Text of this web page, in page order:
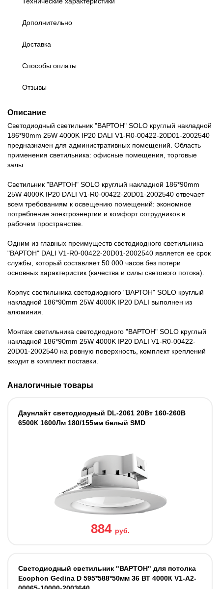
Дополнительно
Доставка
Способы оплаты
Отзывы
Описание
Светодиодный светильник "ВАРТОН" SOLO круглый накладной
186*90mm 25W 4000K IP20 DALI V1-R0-00422-20D01-2002540
предназначен для административных помещений. Область
применения светильника: офисные помещения, торговые
залы.
Светильник "ВАРТОН" SOLO круглый накладной 186*90mm
25W 4000K IP20 DALI V1-R0-00422-20D01-2002540 отвечает
всем требованиям к освещению помещений: экономное
потребление электроэнергии и комфорт сотрудников в
рабочем пространстве.
Одним из главных преимуществ светодиодного светильника
"ВАРТОН" DALI V1-R0-00422-20D01-2002540 является ее срок
службы, который составляет 50 000 часов без потери
основных характеристик (качества и силы светового потока).
Корпус светильника светодиодного "ВАРТОН" SOLO круглый
накладной 186*90mm 25W 4000K IP20 DALI выполнен из
алюминия.
Монтаж светильника светодиодного "ВАРТОН" SOLO круглый
накладной 186*90mm 25W 4000K IP20 DALI V1-R0-00422-
20D01-2002540 на ровную поверхность, комплект креплений
входит в комплект поставки.
Аналогичные товары
Даунлайт светодиодный DL-2061 20Вт 160-260В
6500К 1600Лм 180/155мм белый SMD
884 руб.
Светодиодный светильник "ВАРТОН" для потолка
Ecophon Gedina D 595*588*50мм 36 ВТ 4000К V1-A2-